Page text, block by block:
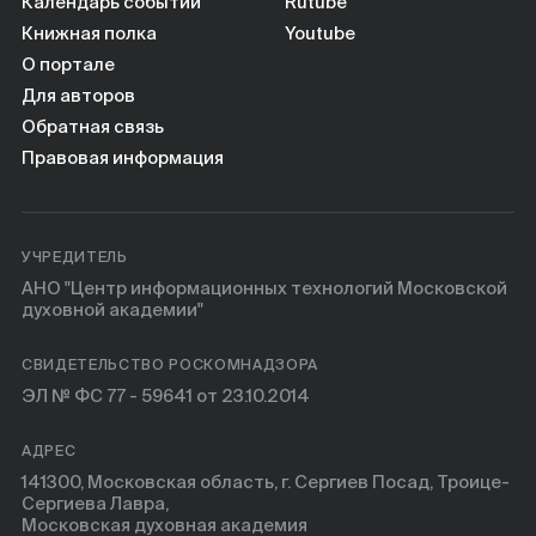
Книжная полка
О портале
Для авторов
Обратная связь
Правовая информация
Youtube
УЧРЕДИТЕЛЬ
АНО "Центр информационных технологий Московской
духовной академии"
СВИДЕТЕЛЬСТВО РОСКОМНАДЗОРА
ЭЛ № ФС 77 - 59641 от 23.10.2014
АДРЕС
141300, Московская область, г. Сергиев Посад, Троице-
Сергиева Лавра,
Московская духовная академия